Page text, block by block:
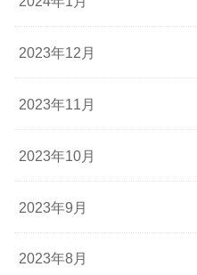
2023年12月
2023年11月
2023年10月
2023年9月
2023年8月